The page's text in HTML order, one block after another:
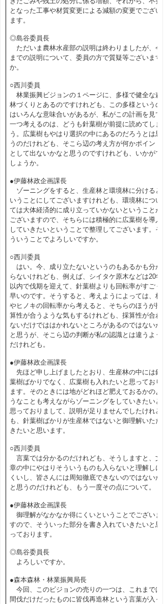
となった工事や材質変更による減額の変更でござい
ます。
◎島谷委員長
ただいま農林水産部の説明は終わりましたが、今
までの説明について、委員の方で質疑等ございます
か。
○西川委員
林業振興ビジョンの１ページに、多様で健全な森
林づくりとあるのですけれども、この多様というの
はいろんな意味合いがあるが、私がこの計画を見て
一つ考えるのは、どうも針葉樹が前提に読めてしま
う。広葉樹もやはり選択の中にあるのだろうとは思
うのだけれども、そこら辺の考え方が何かポイント
として出ないかなと思うのですけれども、いかがで
しょうか。
●伊藤林政企画課長
ゾーニングをすると、生産林と環境林に分けると
いうことにしてございますけれども、環境林につい
ては大体経済的に成り立っていかないということが
ございますので、そちらには積極的に広葉樹を導入
していきたいということで整理してございます。そ
ういうことでよろしいですか。
○西川委員
はい。今、成り立たないというのもあるかも分か
らないけれども、例えば、シイタケ原木などは20年
以内で伐期を迎えて、針葉樹よりも回転率がすごく
早いのです。そうすると、考えようによっては、杉
やヒノキの回転率から考えると、そちらのほうが採
算性が合うような気もするけれども、採算性が合わ
ないだけでははかれないところがあるのではないか
と思うが、そこら辺の判断が私の認識とは違うよう
だけれども。
●伊藤林政企画課長
先ほど申し上げましたとおり、生産林の中には針
葉樹ばかりでなく、広葉樹も入れたいと思っており
ます。そのときには地がどれほど肥えておるかのよ
うなことも考えながらゾーニングをしていきたいと
思っておりまして、説明が足りませんでしたけれど
も、針葉樹ばかりが生産林ではないと御理解いただ
きたいと思います。
○西川委員
言葉では分かるのだけれども、そうしますと、文
章の中にやはりそういうものも入らないと理解しに
くいし、皆さんには周知徹底できないのではないか
と思うのだけれども、もう一度その点について。
●伊藤林政企画課長
御理解がなかなか得にくいということでございま
すので、そういった部分を書き入れていきたいと思
っております。
◎島谷委員長
よろしいですか。
●森本森林・林業振興局長
今回、このビジョンの売りの一つは、これまでは
間伐だけだったものに皆伐再造林という言葉が入っ